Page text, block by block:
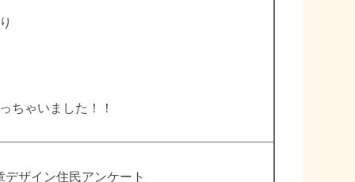
ちゃいました！！
ザイン住民アンケート